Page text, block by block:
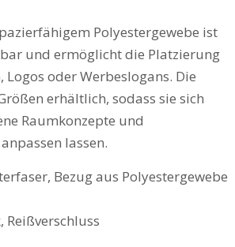
Polyestergewebe ist
und ermöglicht die Platzierung
oder Werbeslogans. Die
erhältlich, sodass sie sich
Raumkonzepte und
lassen.
Bezug aus Polyestergewebe